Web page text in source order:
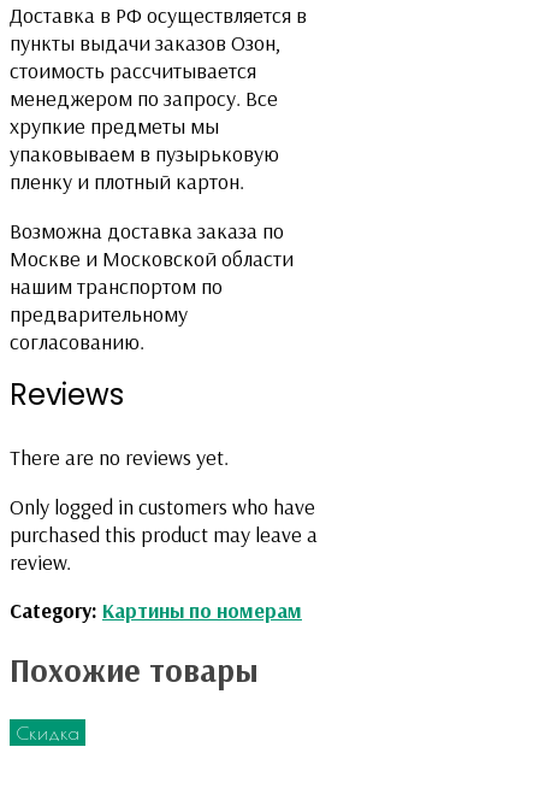
Доставка в РФ осуществляется в
пункты выдачи заказов Озон,
стоимость рассчитывается
менеджером по запросу. Все
хрупкие предметы мы
упаковываем в пузырьковую
пленку и плотный картон.
Возможна доставка заказа по
Москве и Московской области
нашим транспортом по
предварительному
согласованию.
Reviews
There are no reviews yet.
Only logged in customers who have
purchased this product may leave a
review.
Category: Картины по номерам
Похожие товары
Скидка